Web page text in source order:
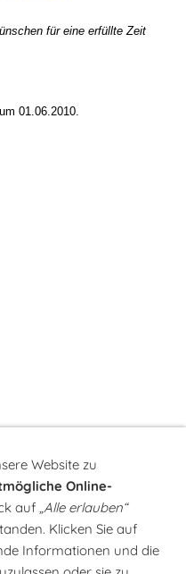
für eine erfüllte Zeit
01.06.2010.
Website zu
Online-
auf „Alle erlauben“
Klicken Sie auf
Informationen und die